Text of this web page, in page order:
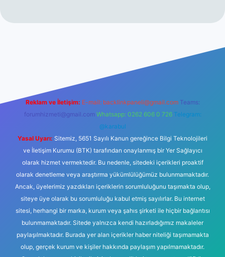
Reklam ve İletişim: E-mail: backlinkpaneli@gmail.com Teams:
forumhizmeti@gmail.com Whatsapp: 0262 606 0 726 Telegram:
@karabul
Yasal Uyarı: Sitemiz, 5651 Sayılı Kanun gereğince Bilgi Teknolojileri
ve İletişim Kurumu (BTK) tarafından onaylanmış bir Yer Sağlayıcı
olarak hizmet vermektedir. Bu nedenle, sitedeki içerikleri proaktif
olarak denetleme veya araştırma yükümlülüğümüz bulunmamaktadır.
Ancak, üyelerimiz yazdıkları içeriklerin sorumluluğunu taşımakta olup,
siteye üye olarak bu sorumluluğu kabul etmiş sayılırlar. Bu internet
sitesi, herhangi bir marka, kurum veya şahıs şirketi ile hiçbir bağlantısı
bulunmamaktadır. Sitede yalnızca kendi hazırladığımız makaleler
paylaşılmaktadır. Burada yer alan içerikler haber niteliği taşımamakta
olup, gerçek kurum ve kişiler hakkında paylaşım yapılmamaktadır.